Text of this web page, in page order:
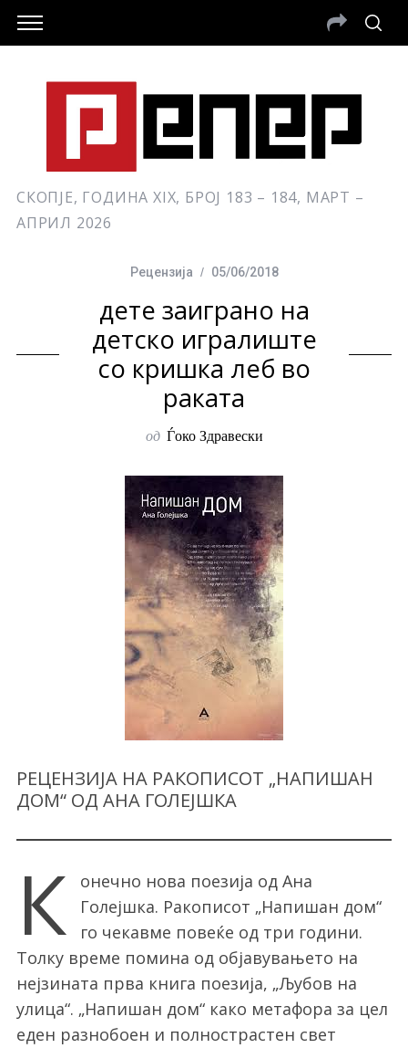
СКОПЈЕ, ГОДИНА XIX, БРОЈ 183 – 184, МАРТ –
АПРИЛ 2026
Рецензија 05/06/2018
дете заиграно на
детско игралиште
со кришка леб во
раката
од Ѓоко Здравески
РЕЦЕНЗИЈА НА РАКОПИСОТ „НАПИШАН
ДОМ“ ОД АНА ГОЛЕЈШКА
К
онечно нова поезија од Ана
Голејшка. Ракописот „Напишан дом“
го чекавме повеќе од три години.
Толку време помина од објавувањето на
нејзината прва книга поезија, „Љубов на
улица“. „Напишан дом“ како метафора за цел
еден разнобоен и полнострастен свет